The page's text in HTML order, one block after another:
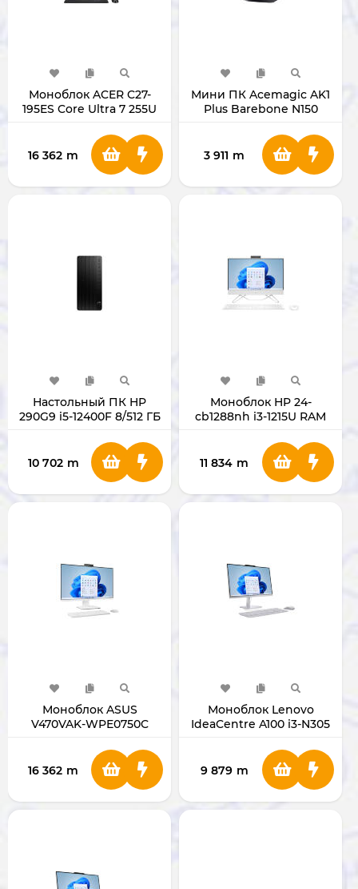
Моноблок ACER C27-
195ES Core Ultra 7 255U
512GB/27" Black
16 362 m
Мини ПК Acemagic AK1
Plus Barebone N150
3 911 m
Настольный ПК HP
290G9 i5-12400F 8/512 ГБ
10 702 m
Моноблок HP 24-
cb1288nh i3-1215U RAM
WHITE B73TXEA
11 834 m
Моноблок ASUS
V470VAK-WPE0750C
SSD 512GB 27" WHITE
16 362 m
Моноблок Lenovo
IdeaCentre A100 i3-N305
CLOUD GRAY
9 879 m